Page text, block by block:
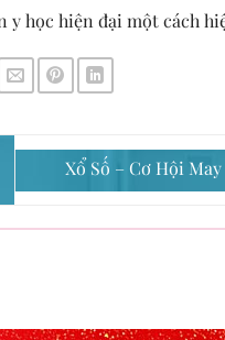
y học hiện đại một cách
Xổ Số – Cơ Hội